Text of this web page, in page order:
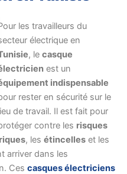
les travailleurs du
électrique en
, le casque
est un
indispensable
rester en sécurité sur le
de travail. Il est fait pour
contre les risques
, les étincelles et les
arriver dans les
Ces casques électriciens